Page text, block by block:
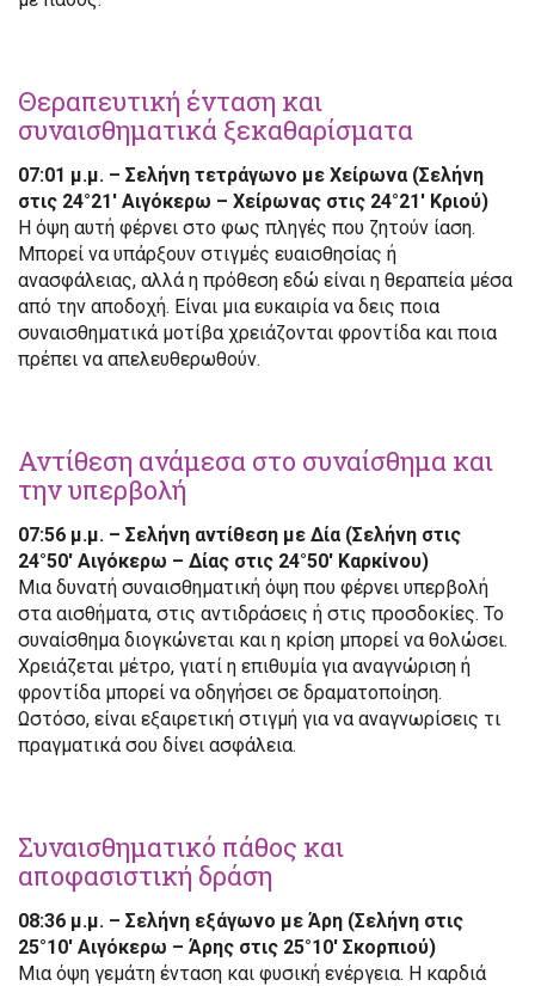
Θεραπευτική ένταση και
συναισθηματικά ξεκαθαρίσματα
07:01 μ.μ. – Σελήνη τετράγωνο με Χείρωνα (Σελήνη
στις 24°21′ Αιγόκερω – Χείρωνας στις 24°21′ Κριού)
Η όψη αυτή φέρνει στο φως πληγές που ζητούν ίαση.
Μπορεί να υπάρξουν στιγμές ευαισθησίας ή
ανασφάλειας, αλλά η πρόθεση εδώ είναι η θεραπεία μέσα
από την αποδοχή. Είναι μια ευκαιρία να δεις ποια
συναισθηματικά μοτίβα χρειάζονται φροντίδα και ποια
πρέπει να απελευθερωθούν.
Αντίθεση ανάμεσα στο συναίσθημα και
την υπερβολή
07:56 μ.μ. – Σελήνη αντίθεση με Δία (Σελήνη στις
24°50′ Αιγόκερω – Δίας στις 24°50′ Καρκίνου)
Μια δυνατή συναισθηματική όψη που φέρνει υπερβολή
στα αισθήματα, στις αντιδράσεις ή στις προσδοκίες. Το
συναίσθημα διογκώνεται και η κρίση μπορεί να θολώσει.
Χρειάζεται μέτρο, γιατί η επιθυμία για αναγνώριση ή
φροντίδα μπορεί να οδηγήσει σε δραματοποίηση.
Ωστόσο, είναι εξαιρετική στιγμή για να αναγνωρίσεις τι
πραγματικά σου δίνει ασφάλεια.
Συναισθηματικό πάθος και
αποφασιστική δράση
08:36 μ.μ. – Σελήνη εξάγωνο με Άρη (Σελήνη στις
25°10′ Αιγόκερω – Άρης στις 25°10′ Σκορπιού)
Μια όψη γεμάτη ένταση και φυσική ενέργεια. Η καρδιά